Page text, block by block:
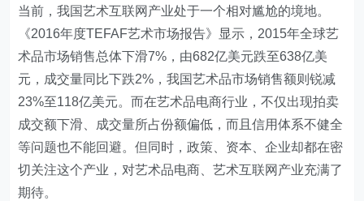
当前，我国艺术互联网产业处于一个相对尴尬的境地。
《2016年度TEFAF艺术市场报告》显示，2015年全球艺
术品市场销售总体下滑7%，由682亿美元跌至638亿美
元，成交量同比下跌2%，我国艺术品市场销售额则锐减
23%至118亿美元。而在艺术品电商行业，不仅出现拍卖
成交额下滑、成交量所占份额偏低，而且信用体系不健全
等问题也不能回避。但同时，政策、资本、企业却都在密
切关注这个产业，对艺术品电商、艺术互联网产业充满了
期待。